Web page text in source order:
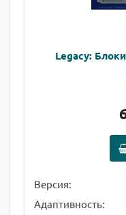
Legacy:
Версия:
Адаптивность: